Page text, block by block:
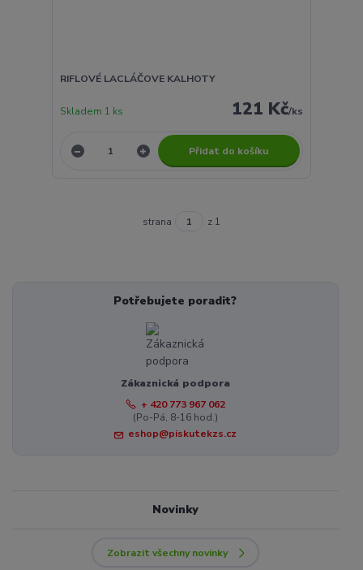
RIFLOVÉ LACLÁČOVE KALHOTY
121 Kč/ks
Skladem 1 ks
Přidat do košíku
strana z 1
Potřebujete poradit?
Zákaznická podpora
+ 420 773 967 062
(Po-Pá, 8-16 hod.)
eshop@piskutekzs.cz
Novinky
Zobrazit všechny novinky